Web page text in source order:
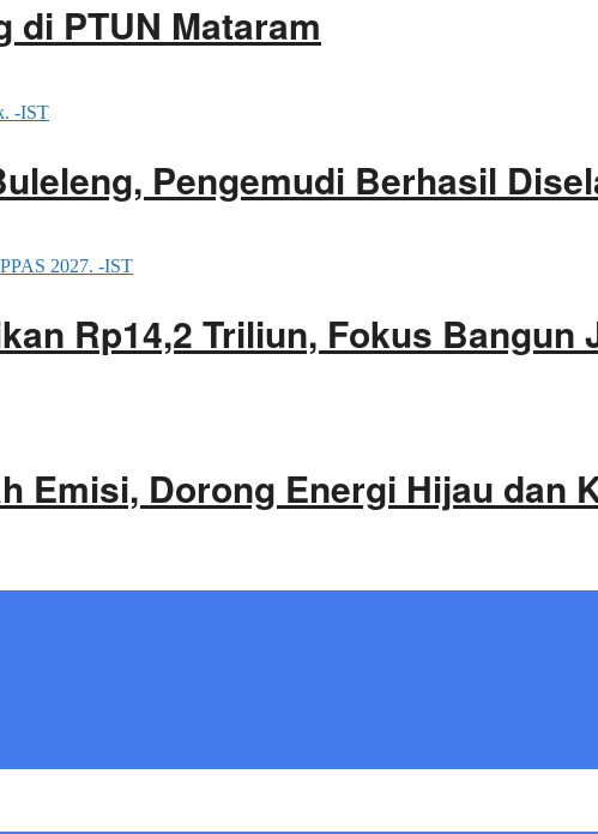
di PTUN Mataram
Pengemudi Berhasil
Rp14,2 Triliun, Fokus Bangun
Emisi, Dorong Energi Hijau dan